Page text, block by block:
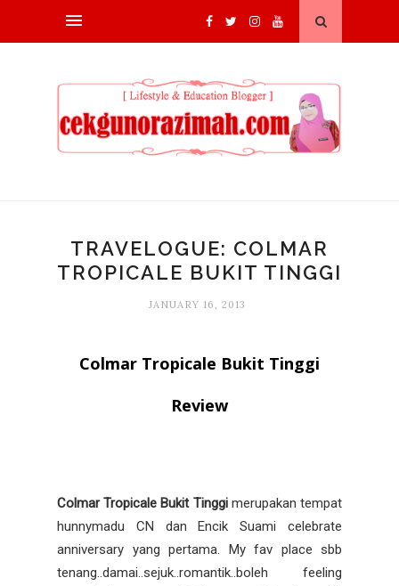
TRAVELOGUE: COLMAR
TROPICALE BUKIT TINGGI
JANUARY 16, 2013
Colmar Tropicale Bukit Tinggi
Review
Colmar Tropicale Bukit Tinggi merupakan tempat
hunnymadu CN dan Encik Suami celebrate
anniversary yang pertama. My fav place sbb
tenang..damai..sejuk..romantik..boleh feeling